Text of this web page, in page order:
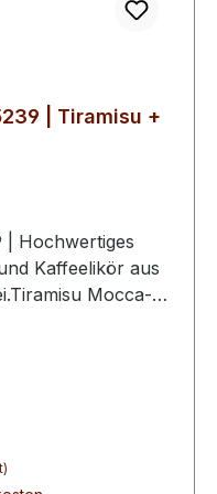
Auswahl an
| Tiramisu +
| Hochwertiges
Kaffeelikör aus
Mocca-
für
sich ideal als